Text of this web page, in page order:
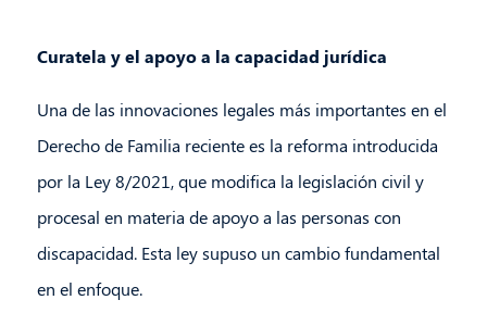
Curatela y el apoyo a la capacidad jurídica
Una de las innovaciones legales más importantes en el
Derecho de Familia reciente es la reforma introducida
por la Ley 8/2021, que modifica la legislación civil y
procesal en materia de apoyo a las personas con
discapacidad. Esta ley supuso un cambio fundamental
en el enfoque.